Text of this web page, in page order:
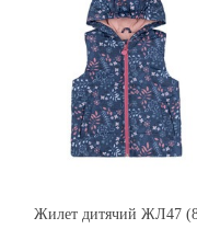
Жилет дитячий ЖЛ47